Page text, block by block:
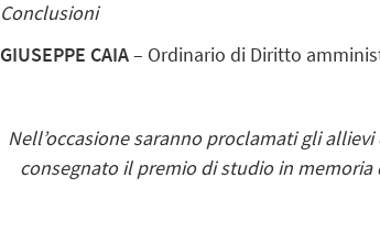
Conclusioni
GIUSEPPE CAIA– Ordinario di Diritto
Nell’occasione saranno proclamati gli
consegnato il premio di studio in memoria